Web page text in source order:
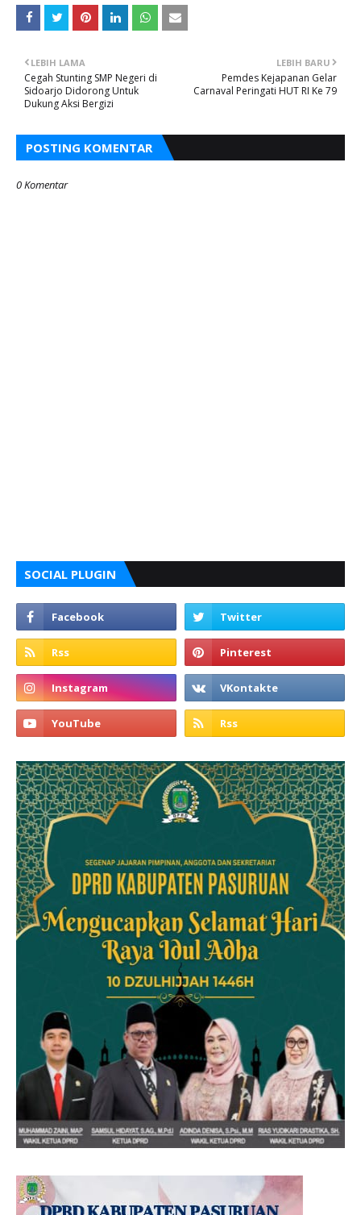
LEBIH BARU
Pemdes Kejapanan Gelar
Carnaval Peringati HUT RI Ke 79
LEBIH LAMA
Cegah Stunting SMP Negeri di
Sidoarjo Didorong Untuk
Dukung Aksi Bergizi
POSTING KOMENTAR
0 Komentar
SOCIAL PLUGIN